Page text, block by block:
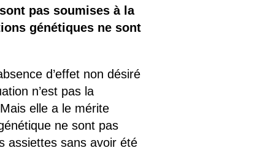
pas soumises à la
génétiques ne sont
d’effet non désiré
n’est pas la
elle a le mérite
ne sont pas
assiettes sans avoir été